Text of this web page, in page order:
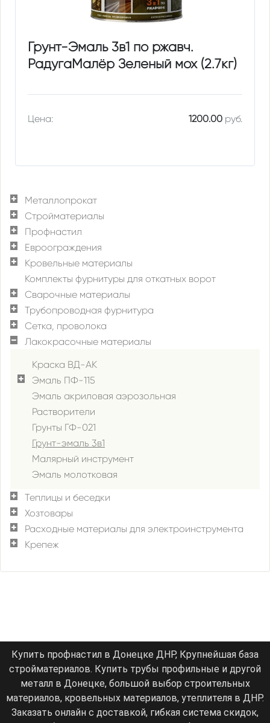
Металлопрокат
Стройматериалы
Профнастил
Евроограждения
Кровельные материалы
Комплекты фурнитуры для откатных ворот
Сварочные материалы
Трубопроводная фурнитура
Сетка, проволока
Лакокрасочные материалы
Краска ВД-АК
Эмаль ПФ-115
Эмаль акриловая аэрозольная
Растворители
Грунты ГФ-021
Грунт-эмаль 3в1
Малярный инструмент
Эмаль молотковая
Теплицы и беседки
Хозтовары
Расходные материалы для электроинструмента
Крепеж
Грунт-Эмаль 3в1 по ржавч.
РадугаМалёр Зеленый мох (2.7кг)
Цена: 1200.00руб.
Купить профнастил в Донецке ДНР, Крупнейшая база
стройматериалов. Купить трубы профильные и другой
металл в Донецке, большой выбор строительных
материалов, кровельных материалов, утеплителя в ДНР.
Заказать онлайн с доставкой, гибкая система скидок,